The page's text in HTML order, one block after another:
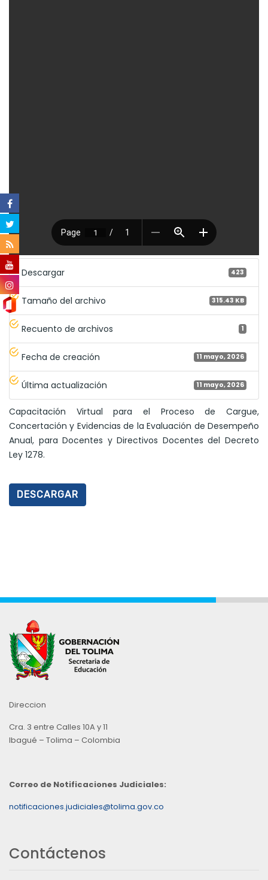
Descargar 423
Tamaño del archivo 315.43 KB
Recuento de archivos 1
Fecha de creación 11 mayo, 2026
Última actualización 11 mayo, 2026
Capacitación Virtual para el Proceso de Cargue,
Concertación y Evidencias de la Evaluación de Desempeño
Anual, para Docentes y Directivos Docentes del Decreto
Ley 1278.
DESCARGAR
Direccion
Cra. 3 entre Calles 10A y 11
Ibagué – Tolima – Colombia
Correo de Notificaciones Judiciales:
notificaciones.judiciales@tolima.gov.co
Contáctenos